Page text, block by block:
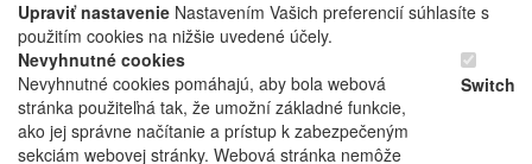
Upraviť nastavenie Nastavením Vašich preferencií súhlasíte s
použitím cookies na nižšie uvedené účely.
Nevyhnutné cookies
Nevyhnutné cookies pomáhajú, aby bola webová
stránka použiteľná tak, že umožní základné funkcie,
ako jej správne načítanie a prístup k zabezpečeným
sekciám webovej stránky. Webová stránka nemôže
Switch